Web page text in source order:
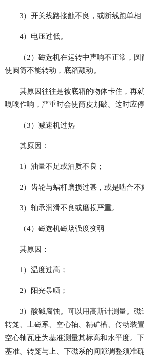
3）开关线路接触不良，或断线跑单相
4）电压过低。
（2）磁选机在运转中声响不正常，
使圆筒不能转动，底箱颤动。
其原因往往是被底箱的物体卡住，再
嘎嘎作响，严重时会使筒皮划破。这时应
（3）减速机过热
其原因：
1）油量不足或油质不良；
2）齿轮与蜗杆磨损过甚，或是啮合不
3）轴承润滑不良或磨损严重。
（4）磁选机磁场强度变弱
其原因：
1）温度过高；
2）阳光暴晒；
3）酸碱腐蚀。可以用高斯计测量。磁
转笼、上磁系、空心轴、精矿槽、传动装
空心轴瓦座为基准测量其标高和水平度。
基准。转笼与上、下磁系的间隙调整须准